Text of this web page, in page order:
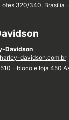
320/340, Brasília
Davidson
davidson.com.br
- bloco e loja 450